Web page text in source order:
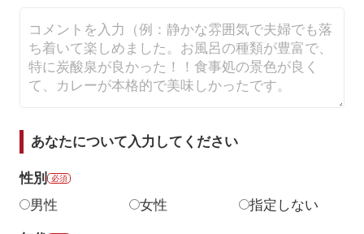
あなたについて入力してください
性別 必須
男性 女性 指定しない